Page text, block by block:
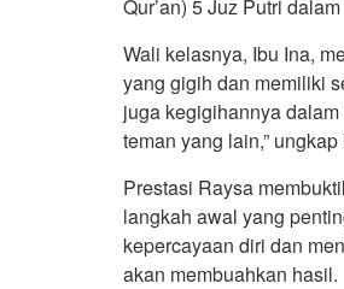
Qur’an) 5 Juz Putri
Wali kelasnya, Ibu Ina,
yang gigih dan memiliki
juga kegigihannya
teman yang lain,”
Prestasi Raysa
langkah awal yang
kepercayaan diri dan
akan membuahkan hasil.